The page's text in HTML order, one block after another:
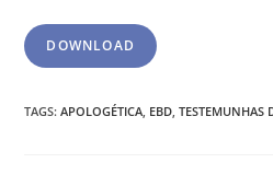
DOWNLOAD
TAGS:APOLOGÉTICA EBD TESTEMUNHAS